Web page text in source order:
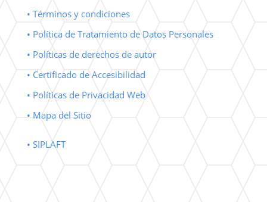
• Términos y condiciones
• Política de Tratamiento de Datos Personales
• Políticas de derechos de autor
• Certificado de Accesibilidad
• Políticas de Privacidad Web
• Mapa del Sitio
• SIPLAFT